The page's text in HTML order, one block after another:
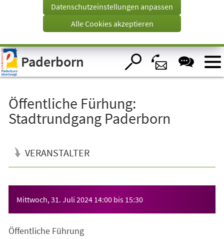
Visuelle
Assistenzsoftware
öffnen.
Tab)
Datenschutzeinstellungen anpassen
Alle Cookies akzeptieren
Paderborn
Öffentliche Fürhung:
Stadtrundgang Paderborn
VERANSTALTER
Mittwoch, 31. Juli 2024 14:00 bis 15:30
Öffentliche Führung